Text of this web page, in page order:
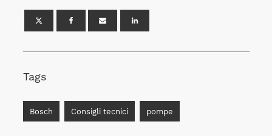
Tags
Bosch Consigli tecnici pompe